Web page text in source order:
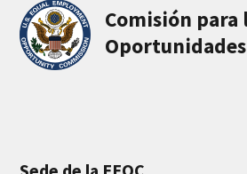
Comisión para